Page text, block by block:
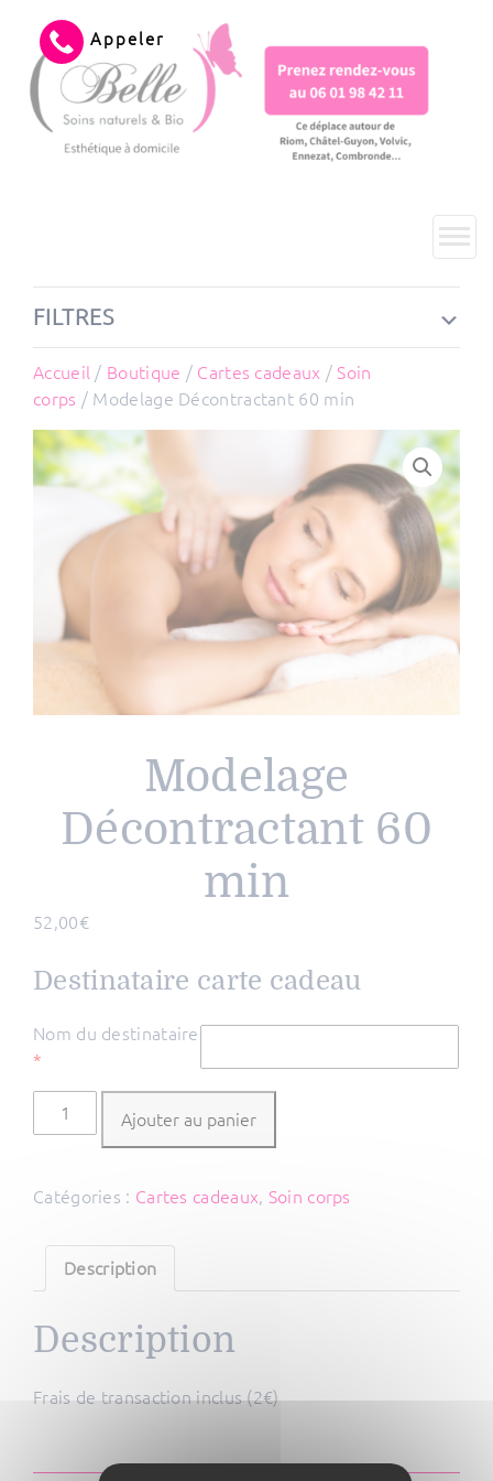
Appeler
FILTRES
Accueil / Boutique / Cartes cadeaux / Soin
corps / Modelage Décontractant 60 min
Modelage
Décontractant 60
min
52,00€
Destinataire carte cadeau
Nom du destinataire
*
quantité
de
60
Ajouter au panier
Catégories : Cartes cadeaux, Soin corps
Description
Description
Frais de transaction inclus (2€)